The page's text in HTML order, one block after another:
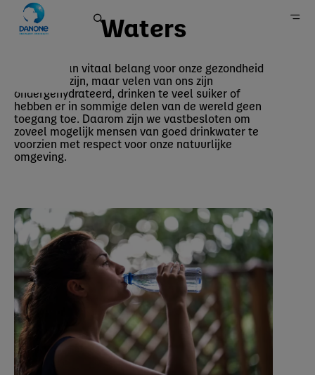
Danone in België
Merken
Waters
Water is van vitaal belang voor onze gezondheid
en ons welzijn, maar velen van ons zijn
ondergehydrateerd, drinken te veel suiker of
hebben er in sommige delen van de wereld geen
toegang toe. Daarom zijn we vastbesloten om
zoveel mogelijk mensen van goed drinkwater te
voorzien met respect voor onze natuurlijke
omgeving.